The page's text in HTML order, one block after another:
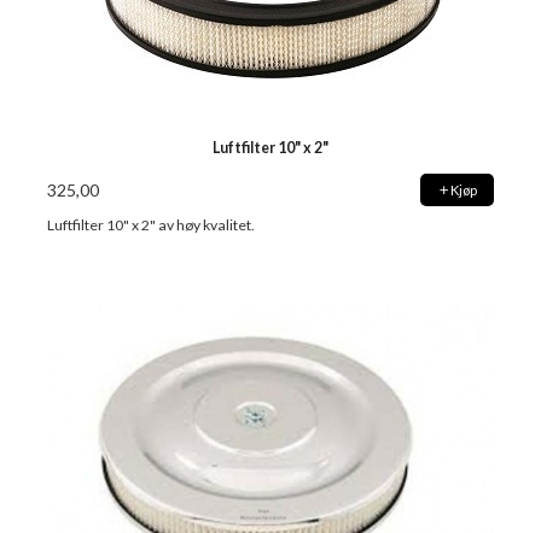
Luftfilter 10" x 2"
325,00 Kjøp
Luftfilter 10" x 2" av høy kvalitet.